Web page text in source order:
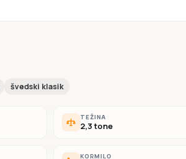
švedski klasik
TEŽINA
2,3 tone
KORMILO